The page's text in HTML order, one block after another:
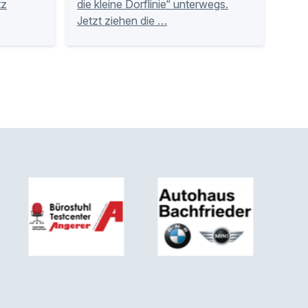
die kleine Dorflinie“ unterwegs.
Jetzt ziehen die …